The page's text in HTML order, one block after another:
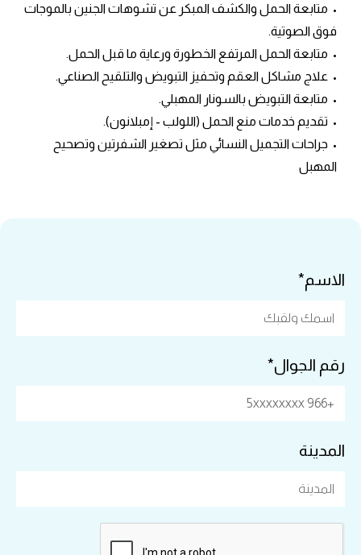
• متابعة الحمل والكشف المبكر عن تشوهات الجنين بالموجات
فوق الصوتية.
• متابعة الحمل المرتفع الخطورة ورعاية ما قبل الحمل.
• علاج مشاكل العقم وتحفيز التبويض والتلقيح الصناعي.
• متابعة التبويض بالسونار المهبلي.
• تقديم خدمات منع الحمل (اللولب - إمبلانون).
• جراحات التجميل النسائي مثل تصغير الشفرتين وتصحيح
المهبل
الاسم*
رقم الجوال*
المدينة